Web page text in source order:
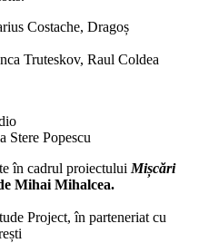
Costache, Dragoș
Truteskov, Raul Coldea
Stere Popescu
în cadrul proiectuluiMișcări
Mihai Mihalcea.
Project, în parteneriat cu